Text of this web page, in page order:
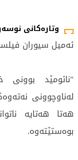
وتارەکانی
ئەمیل سیوران
"نائومێد
لەناوچوونی
هەتا هەتایە
بوەستێتەوە.